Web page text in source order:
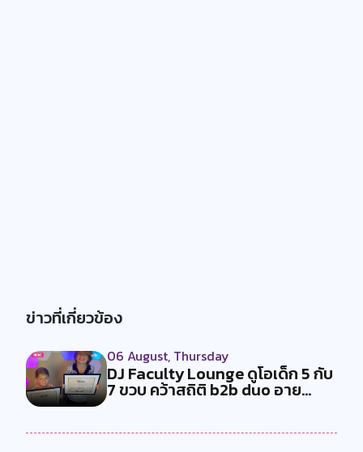
ข่าวที่เกี่ยวข้อง
06 August, Thursday
DJ Faculty Lounge ดูโอเด็ก 5 กับ
7 ขวบ คว้าสถิติ b2b duo อาย...